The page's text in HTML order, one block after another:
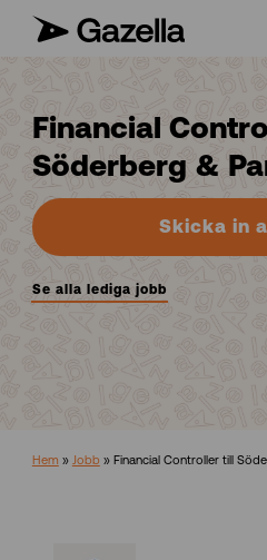
Financial
Söderberg &
Skicka in
Se alla lediga jobb
Hem » Jobb » Financial Controller till